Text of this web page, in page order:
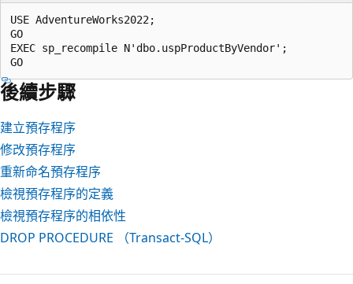
USE AdventureWorks2022;
GO
EXEC sp_recompile N'dbo.uspProductByVendor';
後續步驟
建立預存程序
修改預存程序
重新命名預存程序
檢視預存程序的定義
檢視預存程序的相依性
DROP PROCEDURE （Transact-SQL）